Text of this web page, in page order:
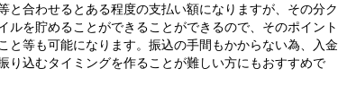
と合わせるとある程度の支払い額になりますが、その分ク
ルを貯めることができることができるので、そのポイント
と等も可能になります。振込の手間もかからない為、入金
り込むタイミングを作ることが難しい方にもおすすめで